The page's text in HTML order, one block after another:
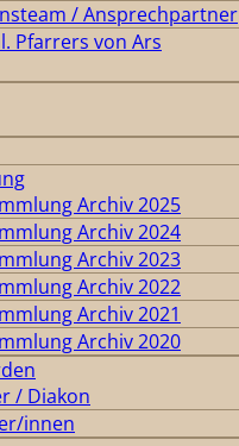
/ Ansprechpartner
Pfarrers von Ars
Archiv 2025
Archiv 2024
Archiv 2023
Archiv 2022
Archiv 2021
Archiv 2020
/ Diakon
innen